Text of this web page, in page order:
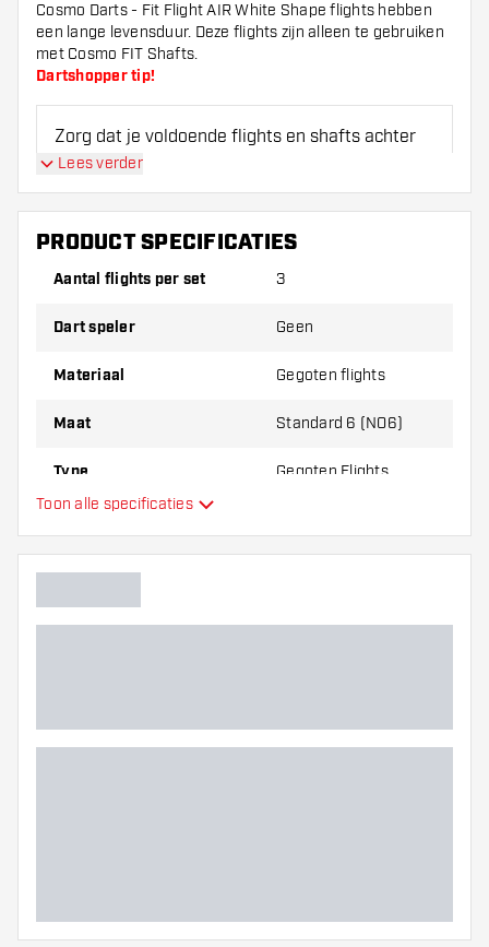
Cosmo Darts - Fit Flight AIR White Shape flights hebben
een lange levensduur. Deze flights zijn alleen te gebruiken
met Cosmo FIT Shafts.
Dartshopper tip!
Zorg dat je voldoende flights en shafts achter
de hand hebt. Deze kunnen slijten of kapot gaan
door gebruik.
Probeer eens een andere vorm, materiaal of
dikte van de flights om erachter te komen
Lees verder
PRODUCT SPECIFICATIES
Aantal flights per set 3
Dart speler Geen
Materiaal Gegoten flights
Maat Standard 6 (NO6)
Type Gegoten Flights
Hoofdkleur
Toon alle specificaties